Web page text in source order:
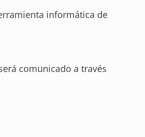
informática de
comunicado a través